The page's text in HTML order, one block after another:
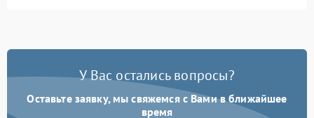
Поломка системы
отключения
1000 ₽
У Вас остались вопросы?
Оставьте заявку, мы свяжемся с Вами в ближайшее
время